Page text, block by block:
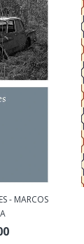
- MARCOS